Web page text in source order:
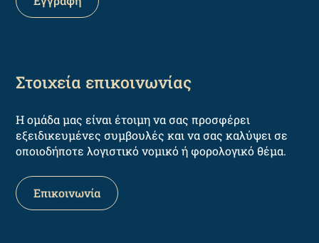
Στοιχεία επικοινωνίας
Η ομάδα μας είναι έτοιμη να σας προσφέρει
εξειδικευμένες συμβουλές και να σας καλύψει σε
οποιοδήποτε λογιστικό νομικό ή φορολογικό θέμα.
Επικοινωνία